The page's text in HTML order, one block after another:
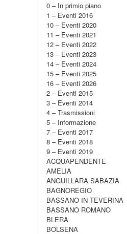
0 – In primio piano
1 – Eventi 2016
10 – Eventi 2020
11 – Eventi 2021
12 – Eventi 2022
13 – Eventi 2023
14 – Eventi 2024
15 – Eventi 2025
16 – Eventi 2026
2 – Eventi 2015
3 – Eventi 2014
4 – Trasmissioni
5 – Informazione
7 – Eventi 2017
8 – Eventi 2018
9 – Eventi 2019
ACQUAPENDENTE
AMELIA
ANGUILLARA SABAZIA
BAGNOREGIO
BASSANO IN TEVERINA
BASSANO ROMANO
BLERA
BOLSENA